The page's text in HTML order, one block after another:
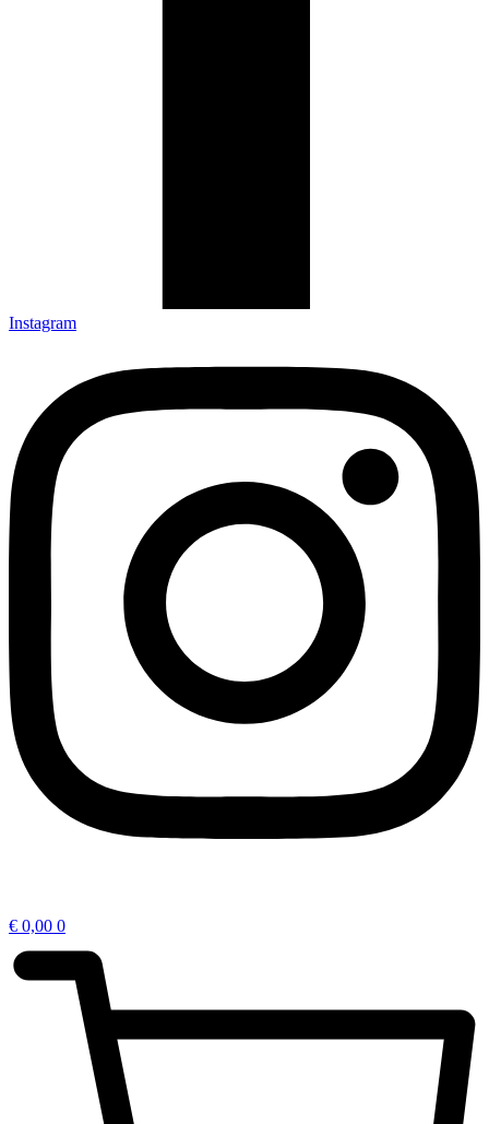
Instagram
€ 0,00 0